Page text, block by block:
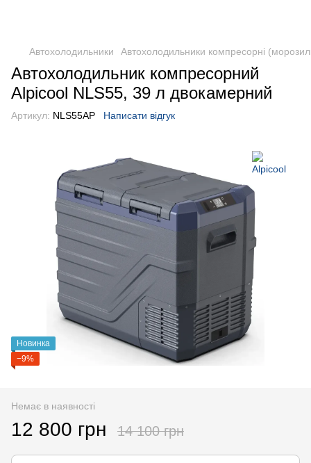
Автохолодильники Автохолодильники компресорні
Автохолодильник компресорний
Alpicool NLS55, 39 л двокамерний
Артикул: NLS55AP Написати відгук
Новинка
−9%
Немає в наявності
12 800 грн 14 100 грн